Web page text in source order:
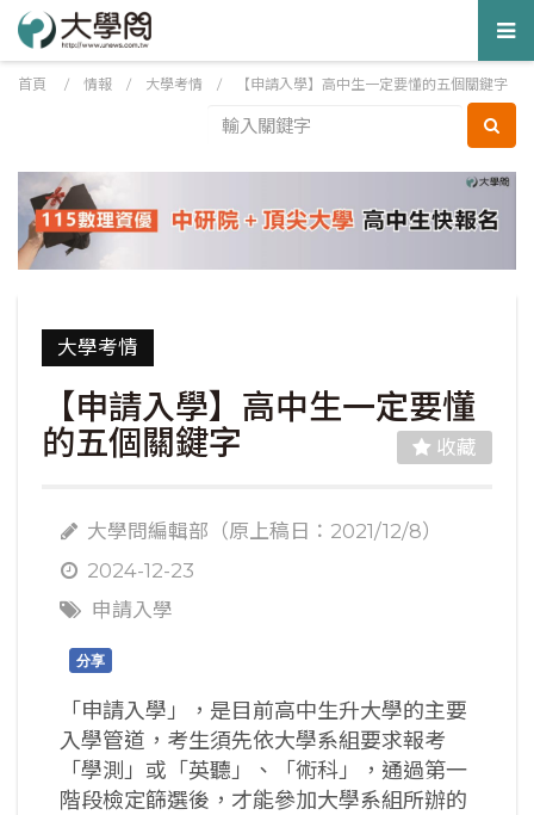
首頁 / 情報 / 大學考情 / 【申請入學】高中生一定要懂的五個關鍵字
大學考情
【申請入學】高中生一定要懂
的五個關鍵字
收藏
大學問編輯部（原上稿日：2021/12/8）
2024-12-23
申請入學
分享
「申請入學」，是目前高中生升大學的主要
入學管道，考生須先依大學系組要求報考
「學測」或「英聽」、「術科」，通過第一
階段檢定篩選後，才能參加大學系組所辦的